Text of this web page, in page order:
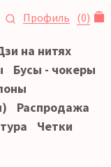
Профиль (0)
на нитях
Бусы - чокеры
Распродажа
Четки